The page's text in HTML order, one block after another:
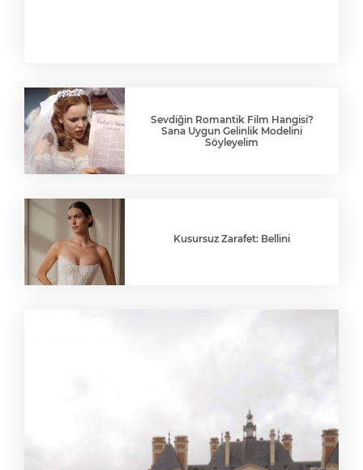
Sevdiğin Romantik Film Hangisi?
Sana Uygun Gelinlik Modelini
Söyleyelim
Kusursuz Zarafet: Bellini